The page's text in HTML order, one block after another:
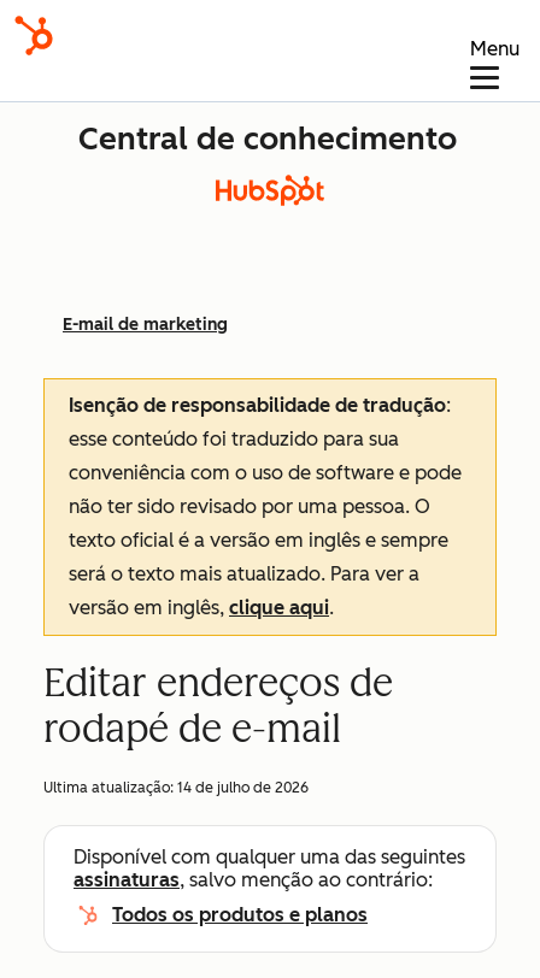
Menu
Central de conhecimento
E-mail de marketing
Isenção de responsabilidade de tradução:
esse conteúdo foi traduzido para sua
conveniência com o uso de software e pode
não ter sido revisado por uma pessoa. O
texto oficial é a versão em inglês e sempre
será o texto mais atualizado. Para ver a
versão em inglês, clique aqui.
Editar endereços de
rodapé de e-mail
Ultima atualização: 14 de julho de 2026
Disponível com qualquer uma das seguintes
assinaturas, salvo menção ao contrário:
Todos os produtos e planos